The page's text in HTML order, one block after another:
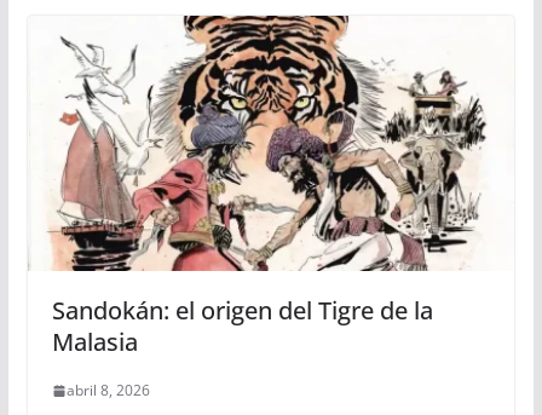
Sandokán: el origen del Tigre de la
Malasia
abril 8, 2026